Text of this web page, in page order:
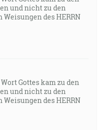
und nicht zu den
des HERRN
Gottes kam zu den
und nicht zu den
des HERRN